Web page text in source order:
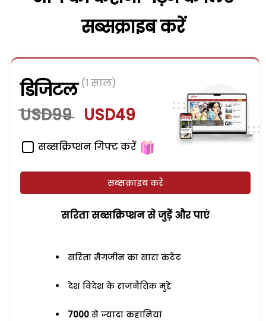
सब्सक्राइब करें
डिजिटल (1 साल)
USD99 USD49
सब्सक्रिप्शन गिफ्ट करें
सब्सक्राइब करें
सरिता सब्सक्रिप्शन से जुड़ेें और पाएं
सरिता मैगजीन का सारा कंटेंट
देश विदेश के राजनैतिक मुद्दे
7000 से ज्यादा कहानियां